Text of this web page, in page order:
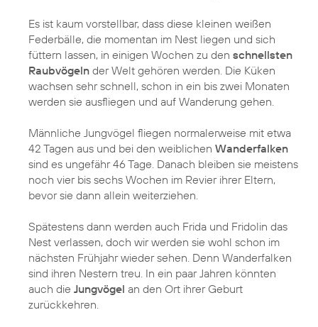
Es ist kaum vorstellbar, dass diese kleinen weißen
Federbälle, die momentan im Nest liegen und sich
füttern lassen, in einigen Wochen zu den schnellsten
Raubvögeln der Welt gehören werden. Die Küken
wachsen sehr schnell, schon in ein bis zwei Monaten
werden sie ausfliegen und auf Wanderung gehen.
Männliche Jungvögel fliegen normalerweise mit etwa
42 Tagen aus und bei den weiblichen Wanderfalken
sind es ungefähr 46 Tage. Danach bleiben sie meistens
noch vier bis sechs Wochen im Revier ihrer Eltern,
bevor sie dann allein weiterziehen.
Spätestens dann werden auch Frida und Fridolin das
Nest verlassen, doch wir werden sie wohl schon im
nächsten Frühjahr wieder sehen. Denn Wanderfalken
sind ihren Nestern treu. In ein paar Jahren könnten
auch die Jungvögel an den Ort ihrer Geburt
zurückkehren.